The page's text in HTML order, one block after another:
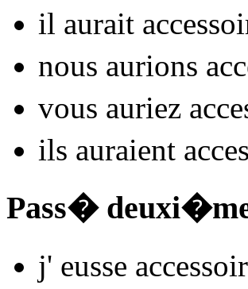
il aurait
nous aurions
vous auriez
ils auraient
Pass�
j' eusse